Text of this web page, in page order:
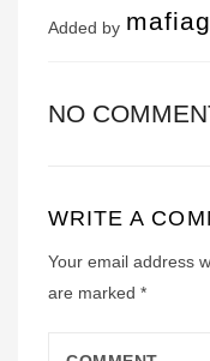
Added by
NO
WRITE A
Your email address
are marked *